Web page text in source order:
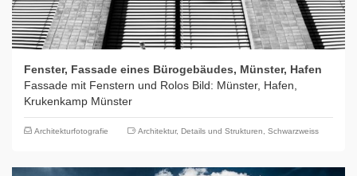
Fenster, Fassade eines Bürogebäudes, Münster, Hafen
Fassade mit Fenstern und Rolos Bild: Münster, Hafen,
Krukenkamp Münster
Architekturfotografie Architektur, Details und Strukturen Schwarzweiss